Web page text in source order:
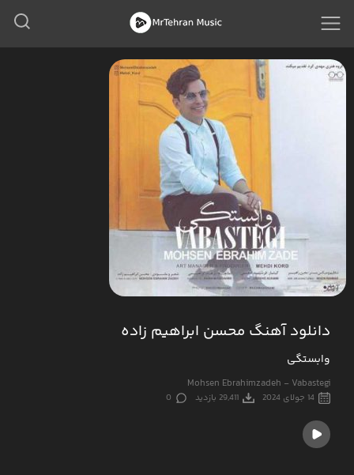
دانلود آهنگ محسن ابراهیم زاده
وابستگی
Mohsen Ebrahimzadeh - Vabastegi
14 جولای 2024 29,411 بازدید 0